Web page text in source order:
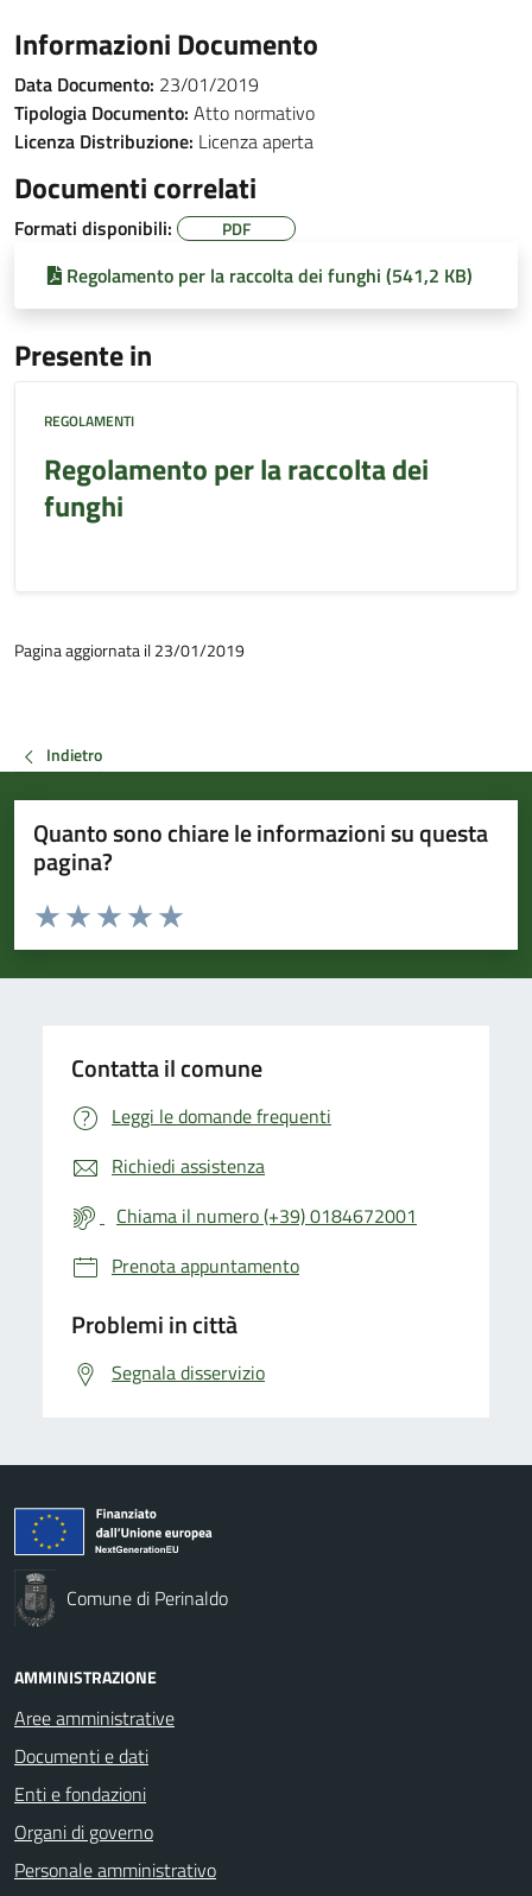
Informazioni Documento
Data Documento: 23/01/2019
Tipologia Documento: Atto normativo
Licenza Distribuzione: Licenza aperta
Documenti correlati
Formati disponibili: PDF
Regolamento per la raccolta dei funghi (541,2 KB)
Presente in
REGOLAMENTI
Regolamento per la raccolta dei
funghi
Pagina aggiornata il 23/01/2019
Indietro
Quanto sono chiare le informazioni su questa
pagina?
Valuta da 1 a 5 stelle la pagina
Valuta 5 stelle su 5
Valuta 4 stelle su 5
Valuta 3 stelle su 5
Valuta 2 stelle su 5
Valuta 1 stelle su 5
Contatta il comune
Leggi le domande frequenti
Richiedi assistenza
Chiama il numero (+39) 0184672001
Prenota appuntamento
Problemi in città
Segnala disservizio
Comune di Perinaldo
AMMINISTRAZIONE
Aree amministrative
Documenti e dati
Enti e fondazioni
Organi di governo
Personale amministrativo